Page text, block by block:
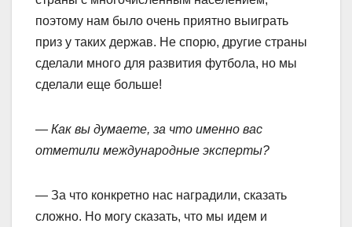
поэтому нам было очень приятно выиграть
приз у таких держав. Не спорю, другие страны
сделали много для развития футбола, но мы
сделали еще больше!
— Как вы думаете, за что именно вас
отметили международные эксперты?
— За что конкретно нас наградили, сказать
сложно. Но могу сказать, что мы идем и